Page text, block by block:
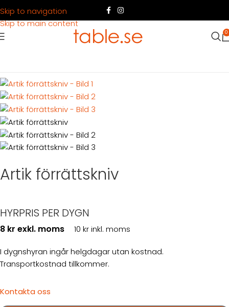
Skip to navigation
Skip to main content
0
Dukning Bestick Artik förrättskniv
Artik förrättskniv
HYRPRIS PER DYGN
8 kr exkl. moms 10 kr inkl. moms
I dygnshyran ingår helgdagar utan kostnad.
Transportkostnad tillkommer.
Kontakta oss